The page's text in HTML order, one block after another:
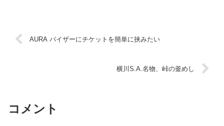
AURA バイザーにチケットを簡単に挟みたい
横川S.A.名物、峠の釜めし
コメント